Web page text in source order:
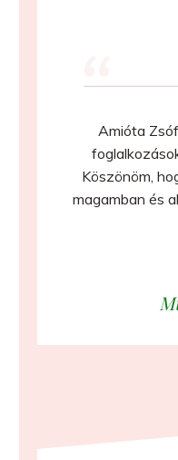
“Amióta
Köszönöm,
magamban és